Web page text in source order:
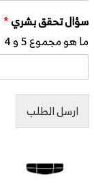
سؤال تحقق بشري*
ما هو مجموع 5 و 4
ارسل الطلب